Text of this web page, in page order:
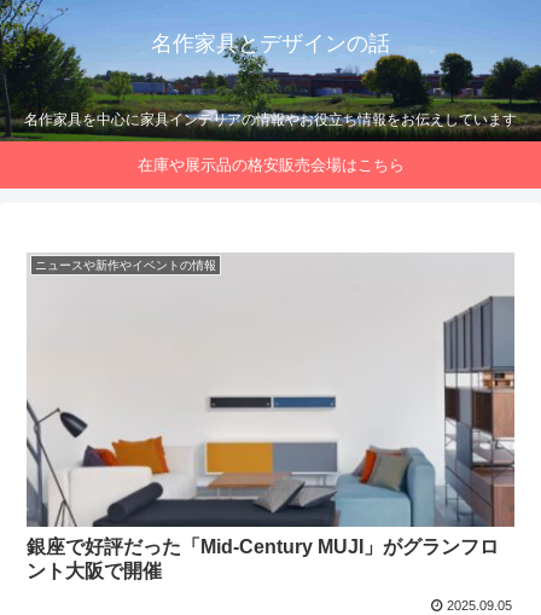
名作家具とデザインの話
名作家具を中心に家具インテリアの情報やお役立ち情報をお伝えしています
在庫や展示品の格安販売会場はこちら
ニュースや新作やイベントの情報
銀座で好評だった「Mid-Century MUJI」がグランフロ
ント大阪で開催
2025.09.05